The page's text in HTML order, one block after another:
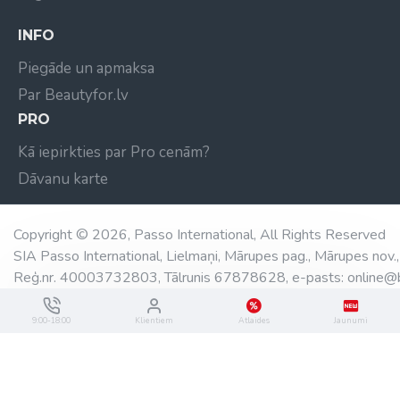
INFO
Piegāde un apmaksa
Par Beautyfor.lv
PRO
Kā iepirkties par Pro cenām?
Dāvanu karte
Copyright © 2026, Passo International, All Rights Reserved
SIA Passo International, Lielmaņi, Mārupes pag., Mārupes
Reģ.nr. 40003732803, Tālrunis 67878628, e-pasts:
9:00-18:00 Klientiem Atlaides Jaunumi